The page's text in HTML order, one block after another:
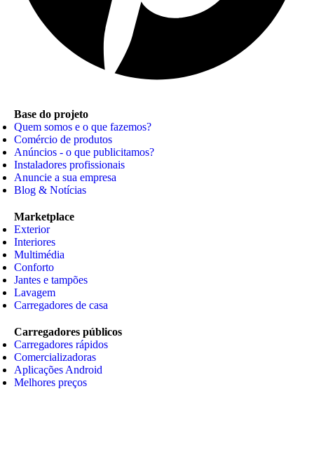
Base do projeto
Quem somos e o que fazemos?
Comércio de produtos
Anúncios - o que publicitamos?
Instaladores profissionais
Anuncie a sua empresa
Blog & Notícias
Marketplace
Exterior
Interiores
Multimédia
Conforto
Jantes e tampões
Lavagem
Carregadores de casa
Carregadores públicos
Carregadores rápidos
Comercializadoras
Aplicações Android
Melhores preços